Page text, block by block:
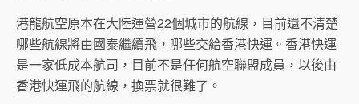
港龍航空原本在大陸運營22個城市的航線，目前還不清楚
哪些航線將由國泰繼續飛，哪些交給香港快運。香港快運
是一家低成本航司，目前不是任何航空聯盟成員，以後由
香港快運飛的航線，換票就很難了。